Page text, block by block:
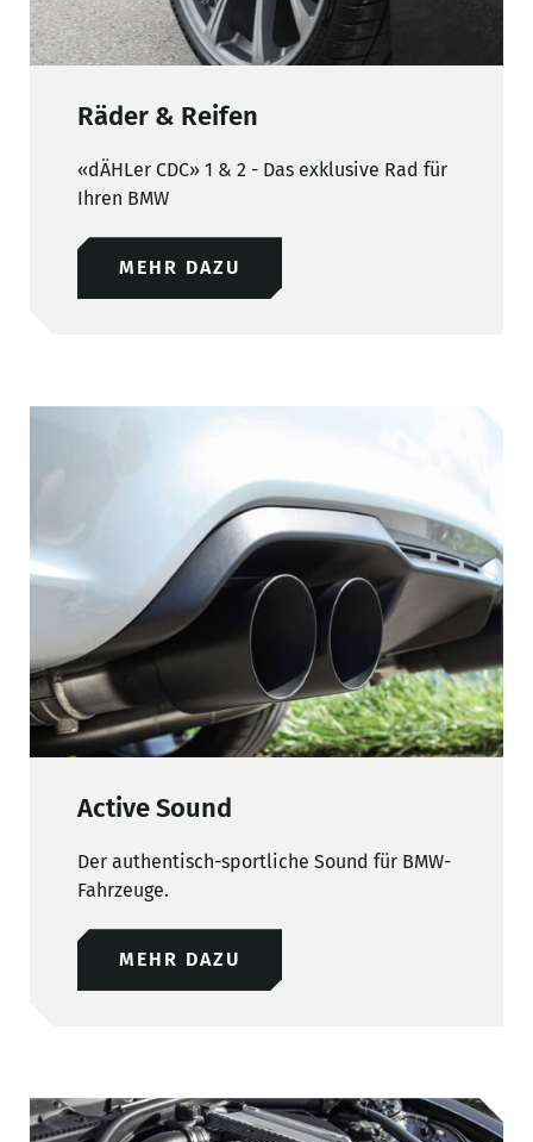
Räder & Reifen
«dÄHLer CDC» 1 & 2 - Das exklusive Rad für
Ihren BMW
MEHR DAZU
Active Sound
Der authentisch-sportliche Sound für BMW-
Fahrzeuge.
MEHR DAZU